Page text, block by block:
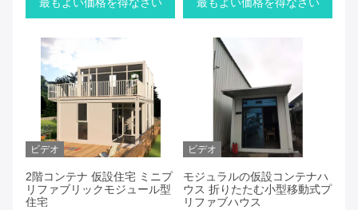
最もよい価格を得なさい 最もよい価格を得なさい
ビデオ
2階コンテナ 仮設住宅 ミニプ
リファブリックモジュール型
住宅
ビデオ
モジュラルの仮設コンテナハ
ウス 折りたたむ小型移動式プ
リファブハウス